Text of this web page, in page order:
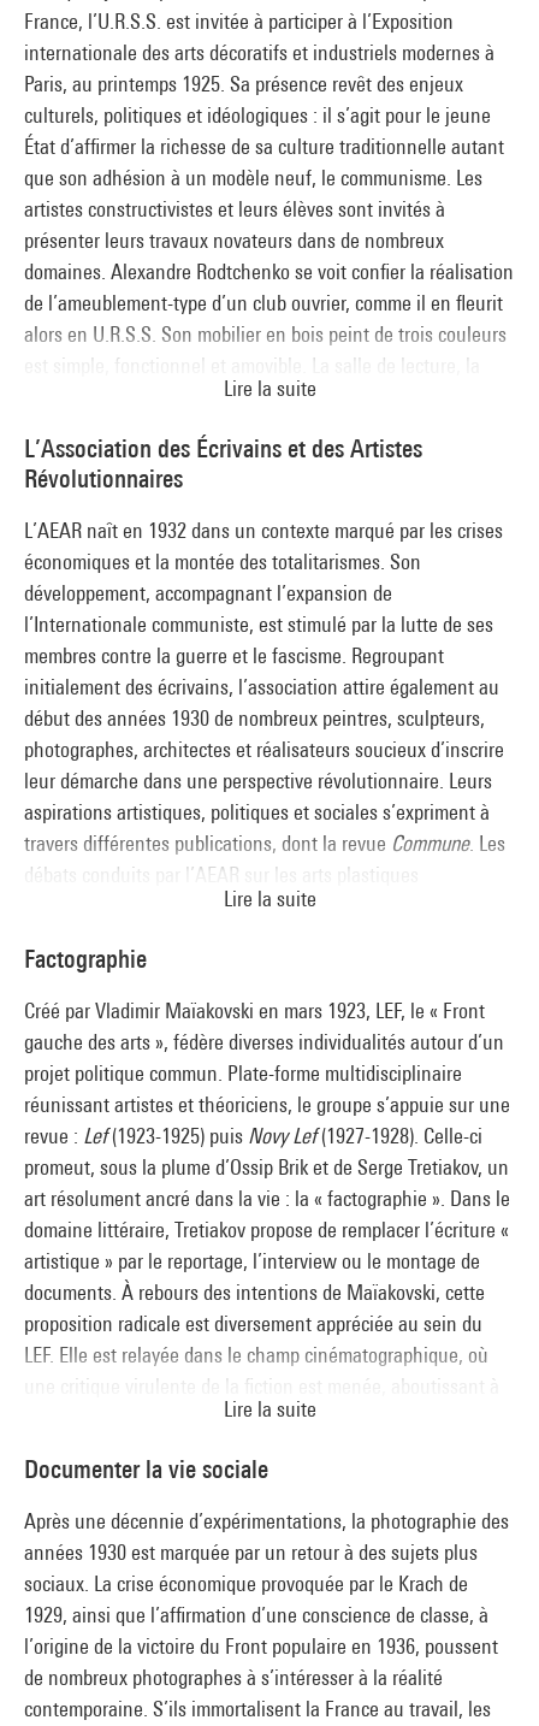
France, l’U.R.S.S. est invitée à participer à l’Exposition
internationale des arts décoratifs et industriels modernes à
Paris, au printemps 1925. Sa présence revêt des enjeux
culturels, politiques et idéologiques : il s’agit pour le jeune
État d’affirmer la richesse de sa culture traditionnelle autant
que son adhésion à un modèle neuf, le communisme. Les
artistes constructivistes et leurs élèves sont invités à
présenter leurs travaux novateurs dans de nombreux
domaines. Alexandre Rodtchenko se voit confier la réalisation
de l’ameublement-type d’un club ouvrier, comme il en fleurit
alors en U.R.S.S. Son mobilier en bois peint de trois couleurs
est simple, fonctionnel et amovible. La salle de lecture, la
tribune oratoire, le coin Lénine et les œuvres d’agit-prop qui
s’y déploient en font un espace de culture, de loisir et
d’échange pour les ouvriers. Offert au Parti communiste
français, le mobilier de Rodtchenko est aujourd’hui perdu. Le
Centre Pompidou a reconstitué cet ensemble emblématique à
l’occasion de l’exposition « Paris-Moscou », en 1979.
Lire la suite
L’Association des Écrivains et des Artistes
Révolutionnaires
L’AEAR naît en 1932 dans un contexte marqué par les crises
économiques et la montée des totalitarismes. Son
développement, accompagnant l’expansion de
l’Internationale communiste, est stimulé par la lutte de ses
membres contre la guerre et le fascisme. Regroupant
initialement des écrivains, l’association attire également au
début des années 1930 de nombreux peintres, sculpteurs,
photographes, architectes et réalisateurs soucieux d’inscrire
leur démarche dans une perspective révolutionnaire. Leurs
aspirations artistiques, politiques et sociales s’expriment à
travers différentes publications, dont la revue Commune. Les
débats conduits par l’AEAR sur les arts plastiques
encouragent l’élaboration d’une réflexion théorique sur l’art
formation pour les principaux protagonistes du réalisme
socialiste français, l’AEAR se démarque pourtant de ce
mouvement dogmatique d’après-guerre par la diversité des
propositions artistiques de ses membres.
Lire la suite
Factographie
Créé par Vladimir Maïakovski en mars 1923, LEF, le « Front
gauche des arts », fédère diverses individualités autour d’un
projet politique commun. Plate-forme multidisciplinaire
réunissant artistes et théoriciens, le groupe s’appuie sur une
revue : Lef(1923-1925) puis Novy Lef(1927-1928). Celle-ci
promeut, sous la plume d’Ossip Brik et de Serge Tretiakov, un
art résolument ancré dans la vie : la « factographie ». Dans le
domaine littéraire, Tretiakov propose de remplacer l’écriture «
artistique » par le reportage, l’interview ou le montage de
documents. À rebours des intentions de Maïakovski, cette
proposition radicale est diversement appréciée au sein du
LEF. Elle est relayée dans le champ cinématographique, où
une critique virulente de la fiction est menée, aboutissant à
la proposition pionnière d’Ester Choub. Elle connaît
par le photomontage de propagande, à l’instar du dispositif
créé par El Lissitzky à l’exposition internationale de la presse
à Cologne (1928) ou des « photo-essais » de la revue U.R.S.S.
en construction.
Lire la suite
Documenter la vie sociale
Après une décennie d’expérimentations, la photographie des
années 1930 est marquée par un retour à des sujets plus
sociaux. La crise économique provoquée par le Krach de
1929, ainsi que l’affirmation d’une conscience de classe, à
l’origine de la victoire du Front populaire en 1936, poussent
de nombreux photographes à s’intéresser à la réalité
contemporaine. S’ils immortalisent la France au travail, les